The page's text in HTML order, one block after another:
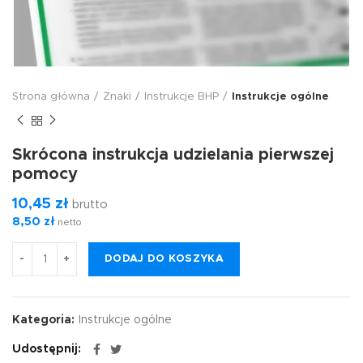
Strona główna Znaki Instrukcje BHP Instrukcje ogólne
Skrócona instrukcja udzielania pierwszej
pomocy
10,45 zł brutto
8,50 zł netto
DODAJ DO KOSZYKA
Kategoria: Instrukcje ogólne
Udostępnij